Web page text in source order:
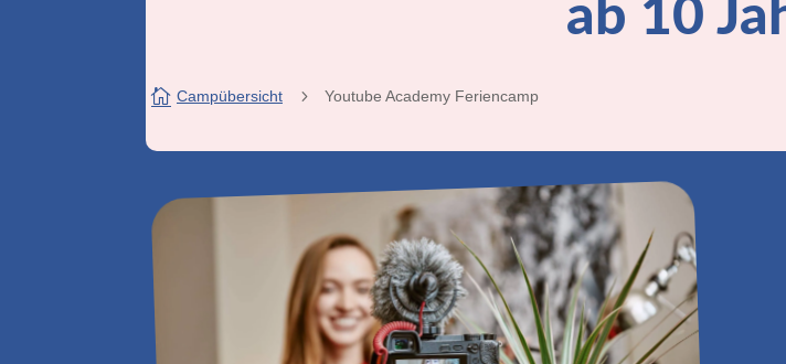
ab 10
 Campübersicht 5 Youtube Academy Feriencamp